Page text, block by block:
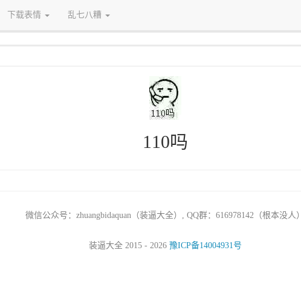
下载表情 乱七八糟
110吗
微信公众号：zhuangbidaquan（装逼大全）, QQ群：616978142（根本没人）
装逼大全 2015 - 2026 豫ICP备14004931号